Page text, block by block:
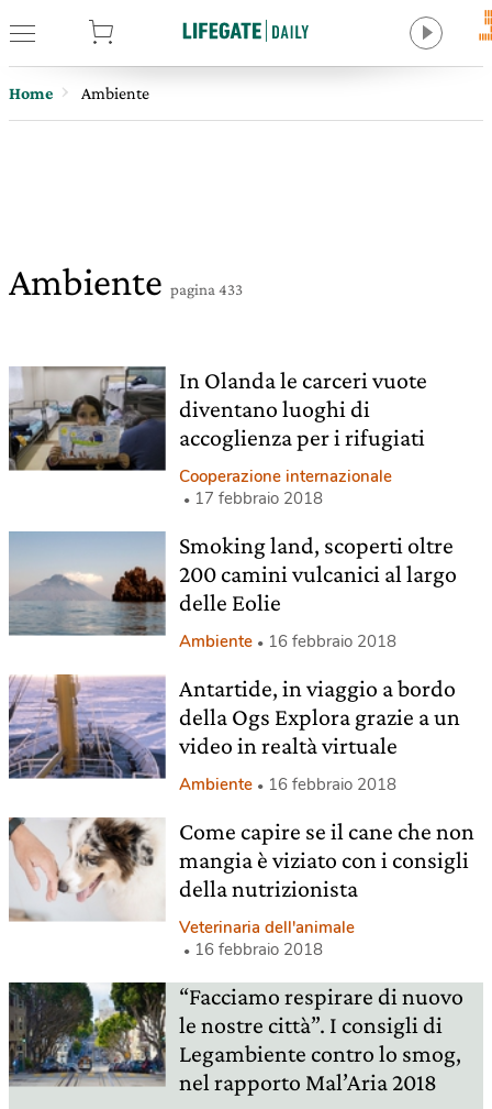
Home Ambiente
Ambiente pagina 433
In Olanda le carceri vuote
diventano luoghi di
accoglienza per i rifugiati
Cooperazione internazionale
17 febbraio 2018
Smoking land, scoperti oltre
200 camini vulcanici al largo
delle Eolie
Ambiente 16 febbraio 2018
Antartide, in viaggio a bordo
della Ogs Explora grazie a un
video in realtà virtuale
Ambiente 16 febbraio 2018
Come capire se il cane che non
mangia è viziato con i consigli
della nutrizionista
Veterinaria dell'animale
16 febbraio 2018
“Facciamo respirare di nuovo
le nostre città”. I consigli di
Legambiente contro lo smog,
nel rapporto Mal’Aria 2018